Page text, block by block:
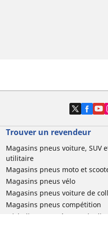
Trouver un revendeur
Magasins pneus voiture, SUV
utilitaire
Magasins pneus moto et
Magasins pneus vélo
Magasins pneus voiture de
Magasins pneus compétition
Michelin et ses réseaux de